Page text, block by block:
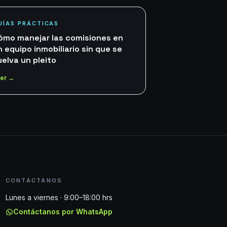
PRÁCTICAS
manejar las comisiones en
equipo inmobiliario sin que se
un pleito
→
CONTÁCTANOS
Lunes a viernes · 9:00–18:00 hrs
Contáctanos por WhatsApp